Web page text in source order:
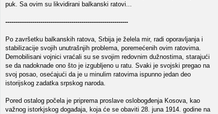
puk. Sa ovim su likvidirani balkanski ratovi...
---------------------------------------------------------------
Po završetku balkanskih ratova, Srbija je želela mir, radi oporavljanja i
stabilizacije svojih unutrašnjih problema, poremećenih ovim ratovima.
Demobilisani vojnici vraćali su se svojim redovnim dužnostima, starajući
se da nadoknade ono što je izgubljeno u ratu. Svaki je svojski pregao na
svoj posao, osećajući da je u minulim ratovima ispunno jedan deo
istorijskog zadatka srpskog naroda.
Pored ostalog počela je priprema proslave oslobogđenja Kosova, kao
važnog istorkjskog događaja, koja će se obaviti 28. juna 1914. godine na